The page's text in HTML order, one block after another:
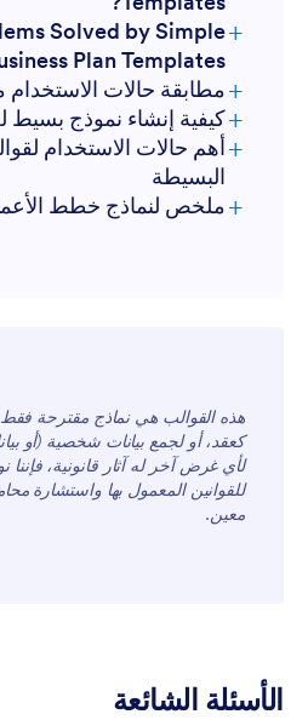
+
Solved by Simple
Plan Templates
+مطابقة حالات الاستخدام
+كيفية إنشاء نموذج بسيط
+أهم حالات الاستخدام
البسيطة
للمديرين
للفرق
+ملخص لنماذج خطط
هذه القوالب هي نماذج مقترحة
كعقد، أو لجمع بيانات شخصية (أو
لأي غرض آخر له آثار قانونية، فإننا
للقوانين المعمول بها واستشارة
معين.
الأسئلة الشائعة